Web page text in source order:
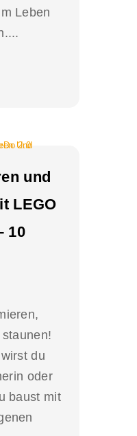
Leben
und
LEGO
10
du
oder
baust mit